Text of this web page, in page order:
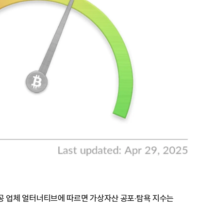
체 얼터너티브에 따르면 가상자산 공포·탐욕 지수는